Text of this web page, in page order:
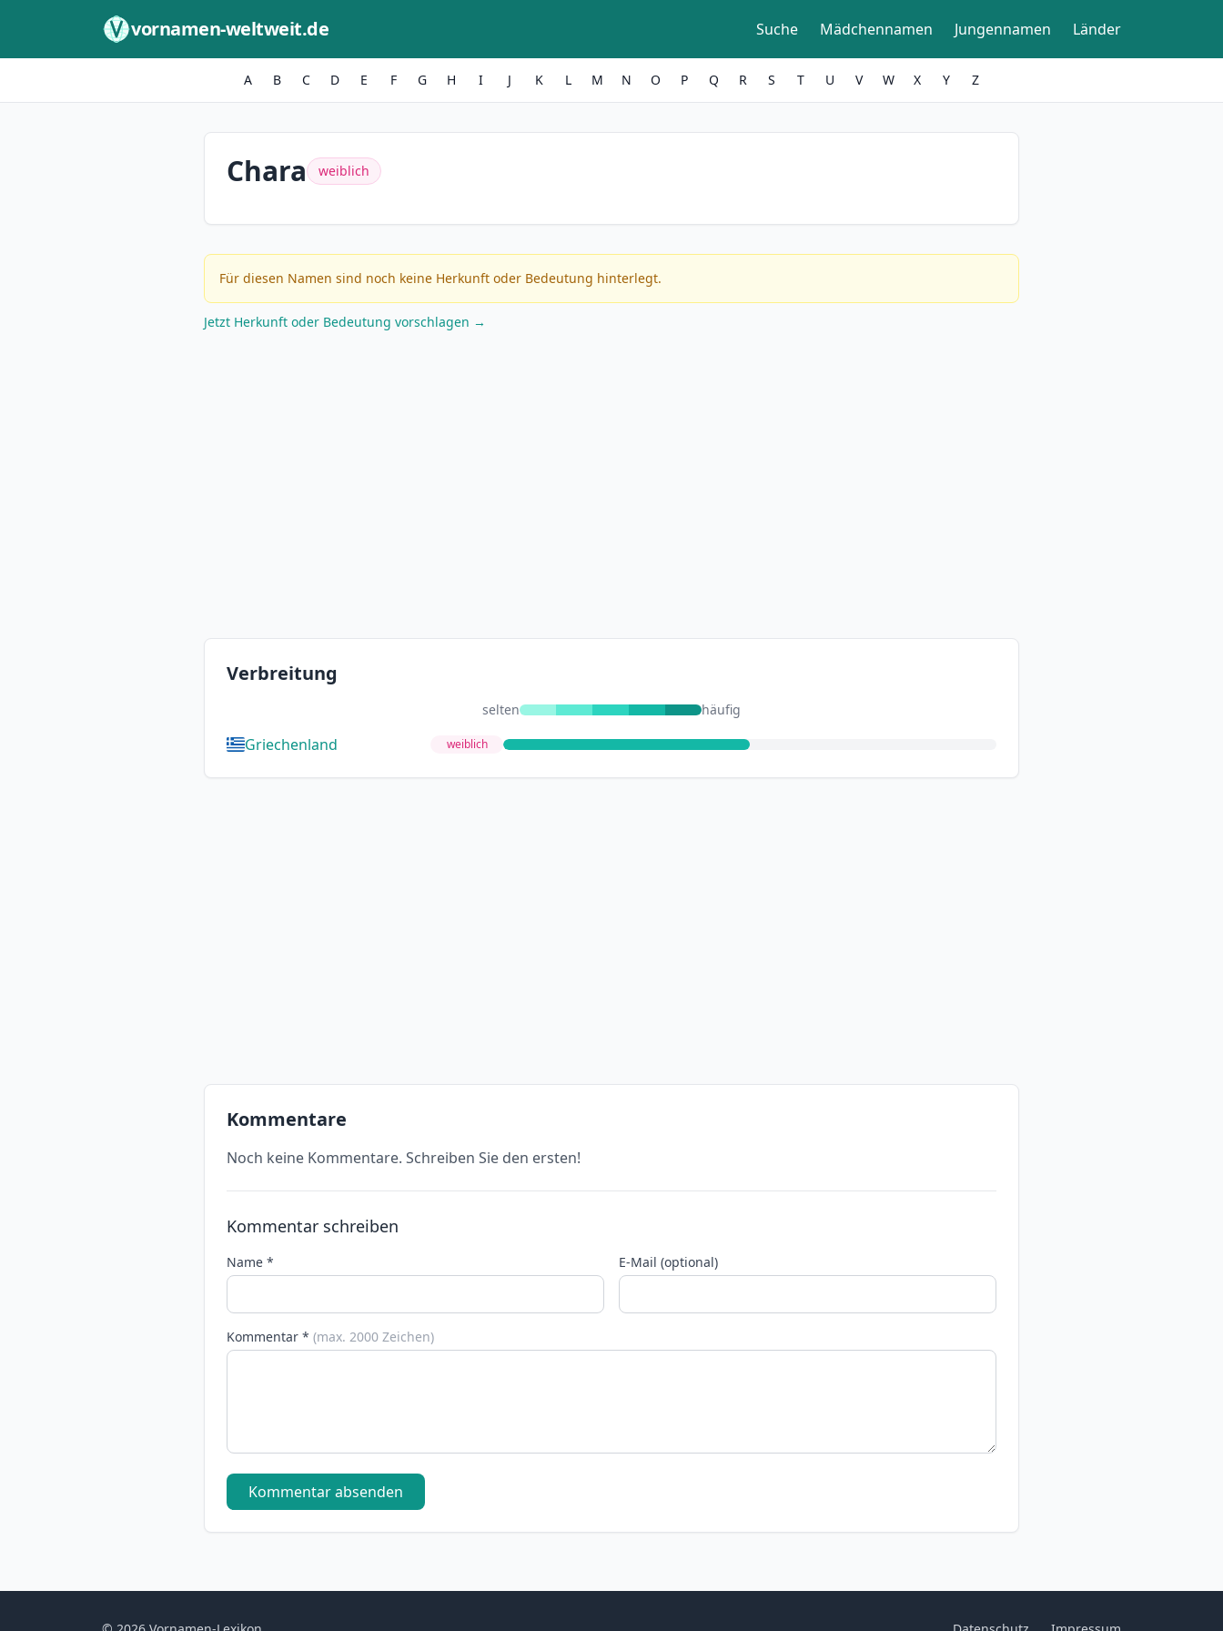
vornamen-weltweit.de Suche Mädchennamen Jungennamen Länder
A B C D E F G H I J K L M N O P Q R S T U V W X Y Z
Chara weiblich
Für diesen Namen sind noch keine Herkunft oder Bedeutung hinterlegt.
Jetzt Herkunft oder Bedeutung vorschlagen →
Verbreitung
selten häufig
Griechenland weiblich
Kommentare
Noch keine Kommentare. Schreiben Sie den ersten!
Kommentar schreiben
Name * E-Mail (optional)
Kommentar * (max. 2000 Zeichen)
Kommentar absenden